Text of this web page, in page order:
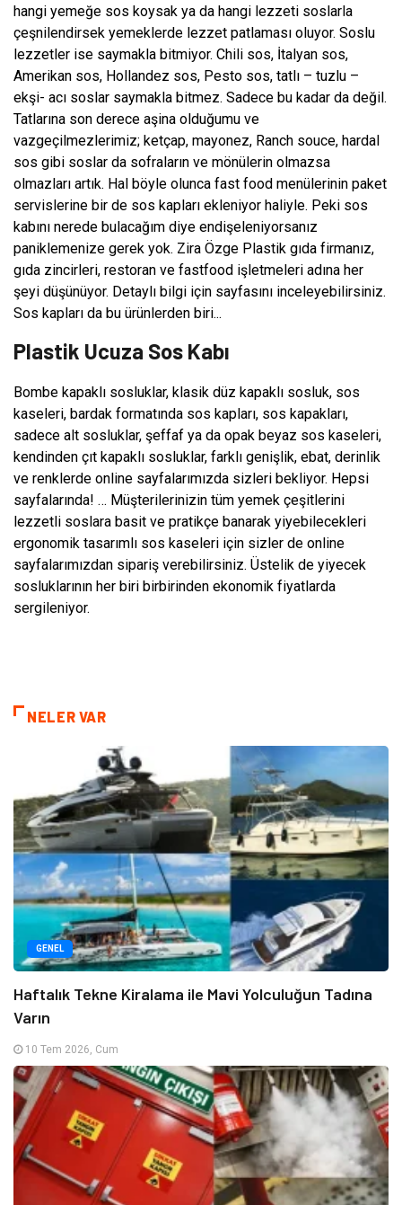
hangi yemeğe sos koysak ya da hangi lezzeti soslarla
çeşnilendirsek yemeklerde lezzet patlaması oluyor. Soslu
lezzetler ise saymakla bitmiyor. Chili sos, İtalyan sos,
Amerikan sos, Hollandez sos, Pesto sos, tatlı – tuzlu –
ekşi- acı soslar saymakla bitmez. Sadece bu kadar da değil.
Tatlarına son derece aşina olduğumu ve
vazgeçilmezlerimiz; ketçap, mayonez, Ranch souce, hardal
sos gibi soslar da sofraların ve mönülerin olmazsa
olmazları artık. Hal böyle olunca fast food menülerinin paket
servislerine bir de sos kapları ekleniyor haliyle. Peki sos
kabını nerede bulacağım diye endişeleniyorsanız
paniklemenize gerek yok. Zira Özge Plastik gıda firmanız,
gıda zincirleri, restoran ve fastfood işletmeleri adına her
şeyi düşünüyor. Detaylı bilgi için sayfasını inceleyebilirsiniz.
Sos kapları da bu ürünlerden biri...
Plastik Ucuza Sos Kabı
Bombe kapaklı sosluklar, klasik düz kapaklı sosluk, sos
kaseleri, bardak formatında sos kapları, sos kapakları,
sadece alt sosluklar, şeffaf ya da opak beyaz sos kaseleri,
kendinden çıt kapaklı sosluklar, farklı genişlik, ebat, derinlik
ve renklerde online sayfalarımızda sizleri bekliyor. Hepsi
sayfalarında! … Müşterilerinizin tüm yemek çeşitlerini
lezzetli soslara basit ve pratikçe banarak yiyebilecekleri
ergonomik tasarımlı sos kaseleri için sizler de online
sayfalarımızdan sipariş verebilirsiniz. Üstelik de yiyecek
sosluklarının her biri birbirinden ekonomik fiyatlarda
sergileniyor.
NELER VAR
GENEL
Haftalık Tekne Kiralama ile Mavi Yolculuğun Tadına
Varın
10 Tem 2026, Cum